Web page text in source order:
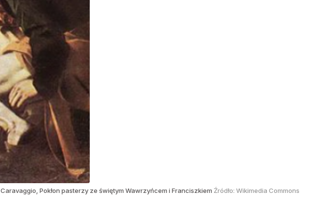
Caravaggio, Pokłon pasterzy ze świętym Wawrzyńcem i Franciszkiem Źródło: Wikimedia Commons